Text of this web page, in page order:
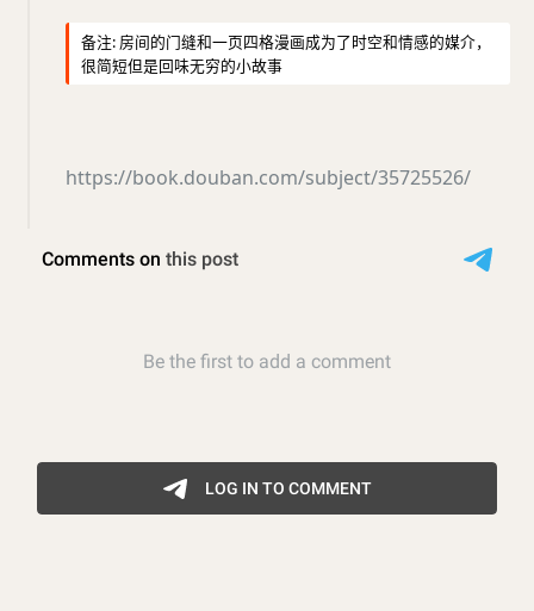
备注: 房间的门缝和一页四格漫画成为了时空和情感的媒介，
很简短但是回味无穷的小故事
https://book.douban.com/subject/35725526/